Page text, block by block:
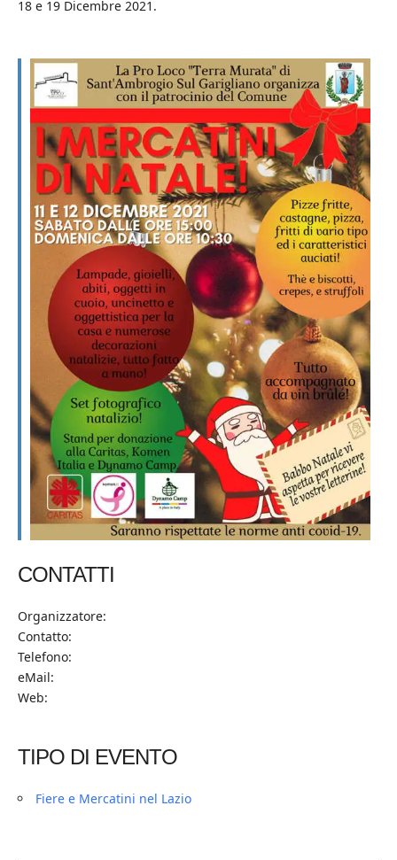
18 e 19 Dicembre 2021.
CONTATTI
Organizzatore:
Contatto:
Telefono:
eMail:
Web:
TIPO DI EVENTO
Fiere e Mercatini nel Lazio